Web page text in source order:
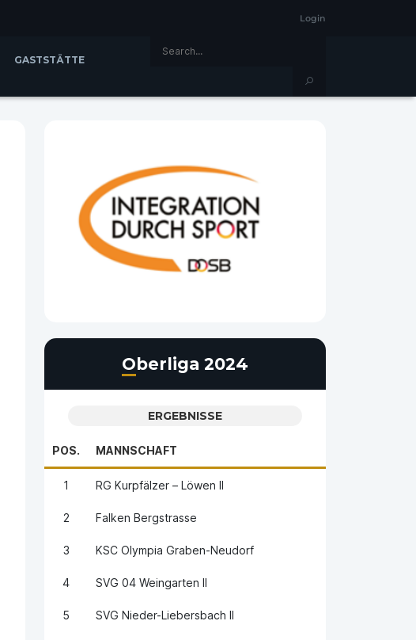
Login
GASTSTÄTTE
Oberliga 2024
ERGEBNISSE
POS. MANNSCHAFT
1 RG Kurpfälzer – Löwen II
2 Falken Bergstrasse
3 KSC Olympia Graben-Neudorf
4 SVG 04 Weingarten II
5 SVG Nieder-Liebersbach II